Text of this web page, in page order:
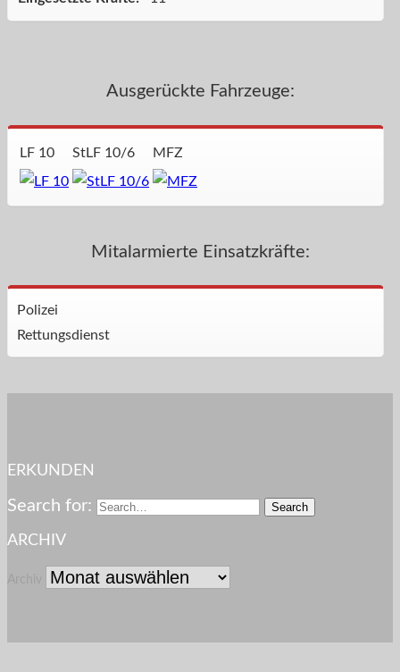
Ausgerückte Fahrzeuge:
LF 10 StLF 10/6 MFZ
Mitalarmierte Einsatzkräfte:
Polizei
Rettungsdienst
ERKUNDEN
Search for:
ARCHIV